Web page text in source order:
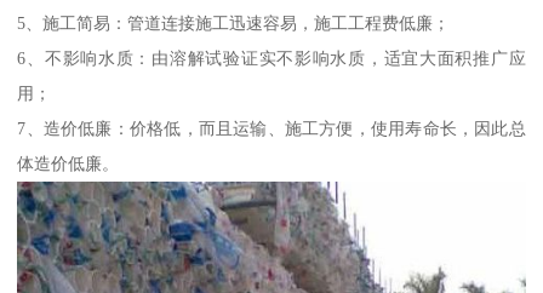
5、施工简易：管道连接施工迅速容易，施工工程费低廉；
6、不影响水质：由溶解试验证实不影响水质，适宜大面积推广应
用；
7、造价低廉：价格低，而且运输、施工方便，使用寿命长，因此总
体造价低廉。